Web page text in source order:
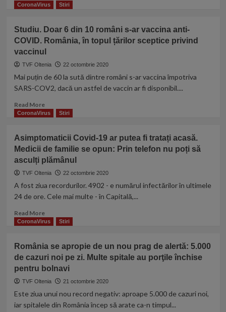
la
5.000
de
cazuri
zi.
„Ne
aflăm
o
etapă
creştere
accelerată”
more
pacient
cu
gravă
Covid-
19
a
aruncat
la
fereastra
unui
de
la
Matei
în
Capitală
CoronaVirus Stiri
Studiu. Doar 6 din 10 români s-ar vaccina anti-
COVID. România, în topul țărilor sceptice privind
vaccinul
TVF Oltenia 22 octombrie 2020
Mai puțin de 60 la sută dintre români s-ar vaccina împotriva
SARS-COV2, dacă un astfel de vaccin ar fi disponibil....
Read MoreRead
more
Doar
6
din
10
s-
ar
anti-
COVID.
în
topul
țărilor
privind
vaccinul
CoronaVirus Stiri
Asimptomaticii Covid-19 ar putea fi tratați acasă.
Medicii de familie se opun: Prin telefon nu poți să
asculți plămânul
TVF Oltenia 22 octombrie 2020
A fost ziua recordurilor. 4902 - e numărul infectărilor în ultimele
24 de ore. Cele mai multe - în Capitală,...
Read MoreRead
more
Covid-
19
ar
putea
tratați
acasă.
CoronaVirus Stiri
România se apropie de un nou prag de alertă: 5.000
de cazuri noi pe zi. Multe spitale au porţile închise
pentru bolnavi
TVF Oltenia 21 octombrie 2020
Este ziua unui nou record negativ: aproape 5.000 de cazuri noi,
iar spitalele din România încep să arate ca-n timpul...